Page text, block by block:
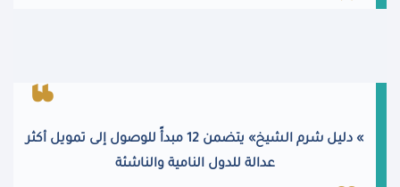
«
دليل شرم الشيخ» يتضمن 12 مبدأً للوصول إلى تمويل أكثر
عدالة للدول النامية والناشئة